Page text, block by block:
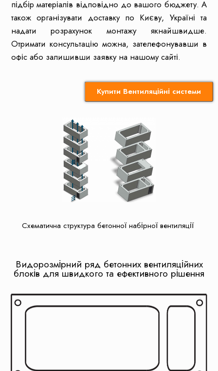
підбір матеріалів відповідно до вашого бюджету. А
також організувати доставку по Києву, Україні та
надати розрахунок монтажу якнайшвидше.
Отримати консультацію можна, зателефонувавши в
офіс або залишивши заявку на нашому сайті.
Купити Вентиляційні системи
Схематична структура бетонної набірної вентиляції
Видорозмірний ряд бетонних вентиляційних
блоків для швидкого та ефективного рішення